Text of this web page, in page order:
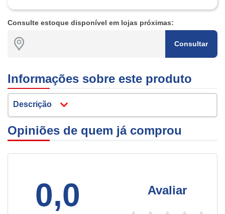
Consulte estoque disponível em lojas próximas:
Consultar
Informações sobre este produto
Descrição
Opiniões de quem já comprou
0,0 Avaliar